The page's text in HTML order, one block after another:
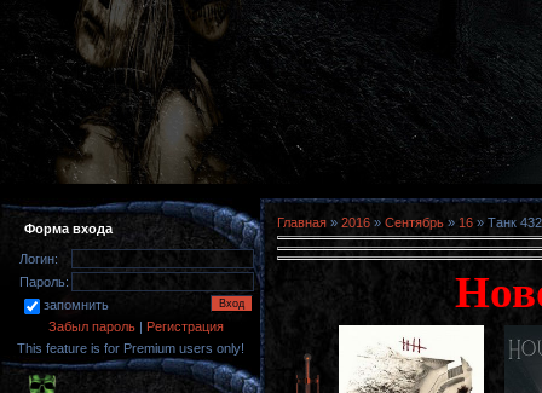
Форма входа
Логин:
Пароль:
запомнить
Забыл пароль | Регистрация
This feature is for Premium users only!
Главная » 2016 » Сентябрь » 16 » Танк